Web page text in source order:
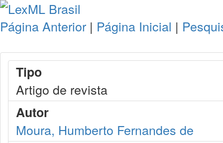
Página Anterior | Página Inicial |
Tipo
Artigo de revista
Autor
Moura, Humberto Fernandes de